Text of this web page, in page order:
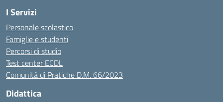
I Servizi
Personale scolastico
Famiglie e studenti
Percorsi di studio
Test center ECDL
Comunità di Pratiche D.M. 66/2023
Didattica